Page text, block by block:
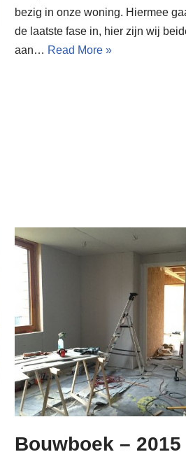
bezig in onze woning. Hiermee
de laatste fase in, hier zijn wij
aan… Read More »
Bouwboek –